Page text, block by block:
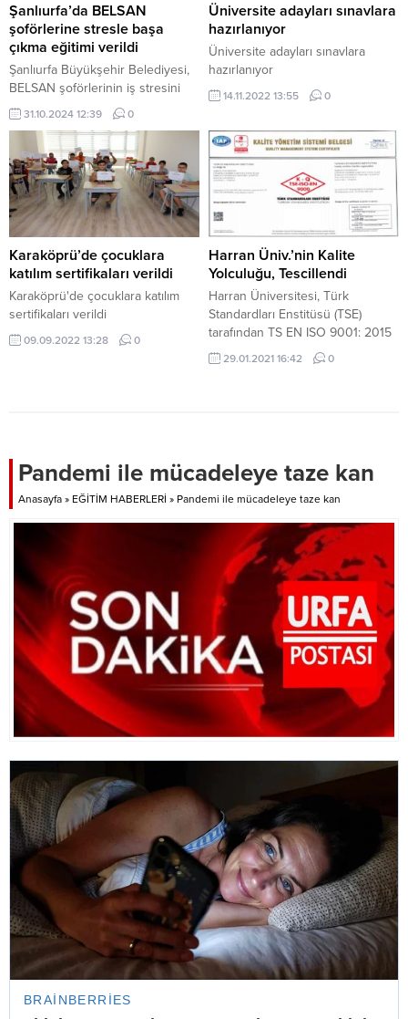
Şanlıurfa’da BELSAN
şoförlerine stresle başa
çıkma eğitimi verildi
Şanlıurfa Büyükşehir Belediyesi,
BELSAN şoförlerinin iş stresini
azaltmak ve psikolojik sağlıklarını
desteklemek amacıyla özel bir
eğitim programı düzenledi. Maya
Vakfı ve Şanlıurfa Büyükşehir
Belediyesi Dış İlişkiler Daire
Başkanlığı iş birliğiyle
gerçekleştirilen psikososyal
destek eğitimi, çalışma şartlarına
bağlı öfke kontrolünü sağlamak
ve çalışanların genel iyilik hallerini
geliştirmek amacıyla düzenlendi.
Eğitim programı,...
31.10.2024 12:39 0
Üniversite adayları sınavlara
hazırlanıyor
Üniversite adayları sınavlara
hazırlanıyor
14.11.2022 13:55 0
Karaköprü’de çocuklara
katılım sertifikaları verildi
Karaköprü'de çocuklara katılım
sertifikaları verildi
09.09.2022 13:28 0
Harran Üniv.’nin Kalite
Yolculuğu, Tescillendi
Harran Üniversitesi, Türk
Standardları Enstitüsü (TSE)
tarafından TS EN ISO 9001: 2015
Kalite Yönetim Sistem Belgesi
almaya hak kazandı.
29.01.2021 16:42 0
Pandemi ile mücadeleye taze kan
Anasayfa » EĞİTİM HABERLERİ » Pandemi ile mücadeleye taze kan